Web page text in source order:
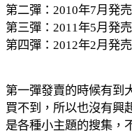
第二彈：2010年7月発売
第三彈：2011年5月発売
第四彈：2012年2月発売
第一彈發賣的時候有到
買不到，所以也沒有興
是各種小主題的搜集，